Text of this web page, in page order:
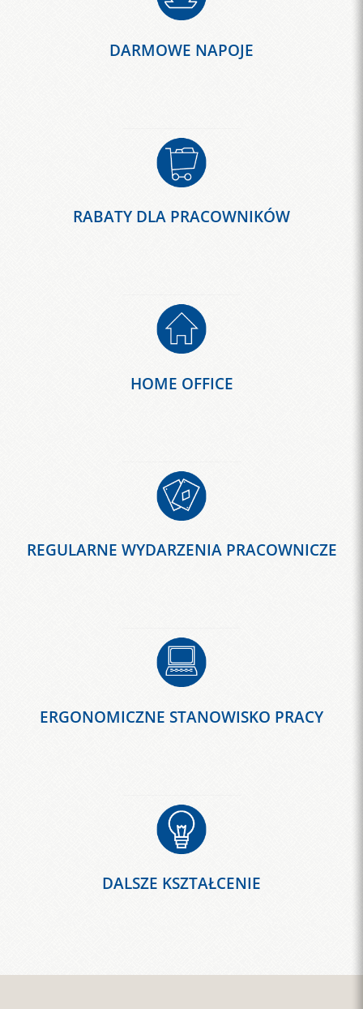
DARMOWE NAPOJE
RABATY DLA PRACOWNIKÓW
HOME OFFICE
REGULARNE WYDARZENIA PRACOWNICZE
ERGONOMICZNE STANOWISKO PRACY
DALSZE KSZTAŁCENIE